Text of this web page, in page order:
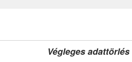
Végleges adattörlés